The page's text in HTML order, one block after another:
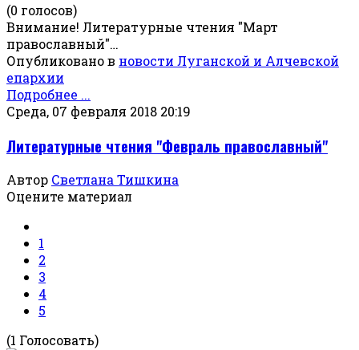
(0 голосов)
Внимание! Литературные чтения "Март
православный"…
Опубликовано в новости Луганской и Алчевской
епархии
Подробнее ...
Среда, 07 февраля 2018 20:19
Литературные чтения "Февраль православный"
Автор Светлана Тишкина
Оцените материал
1
2
3
4
5
(1 Голосовать)